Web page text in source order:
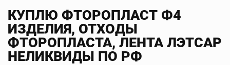
КУПЛЮ ФТОРОПЛАСТ Ф4
ИЗДЕЛИЯ, ОТХОДЫ
ФТОРОПЛАСТА, ЛЕНТА ЛЭТСАР
НЕЛИКВИДЫ ПО РФ